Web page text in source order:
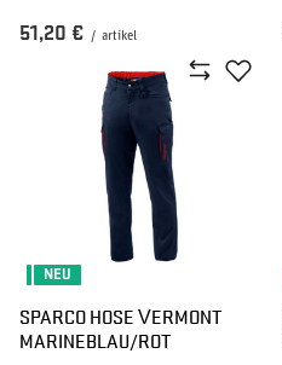
51,20 € / artikel
NEU
SPARCO HOSE VERMONT
MARINEBLAU/ROT